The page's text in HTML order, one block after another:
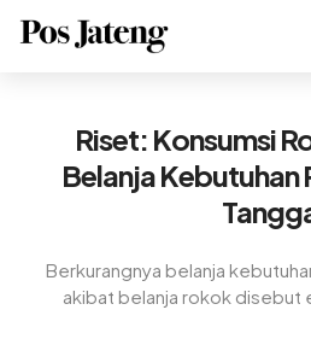
Riset: Konsumsi
Belanja Kebutuhan
Berkurangnya belanja
akibat belanja rokok